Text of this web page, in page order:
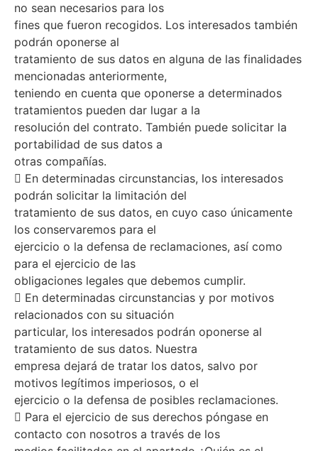
no sean necesarios para los
fines que fueron recogidos. Los interesados también
podrán oponerse al
tratamiento de sus datos en alguna de las finalidades
mencionadas anteriormente,
teniendo en cuenta que oponerse a determinados
tratamientos pueden dar lugar a la
resolución del contrato. También puede solicitar la
portabilidad de sus datos a
otras compañías.
 En determinadas circunstancias, los interesados
podrán solicitar la limitación del
tratamiento de sus datos, en cuyo caso únicamente
los conservaremos para el
ejercicio o la defensa de reclamaciones, así como
para el ejercicio de las
obligaciones legales que debemos cumplir.
 En determinadas circunstancias y por motivos
relacionados con su situación
particular, los interesados podrán oponerse al
tratamiento de sus datos. Nuestra
empresa dejará de tratar los datos, salvo por
motivos legítimos imperiosos, o el
ejercicio o la defensa de posibles reclamaciones.
 Para el ejercicio de sus derechos póngase en
contacto con nosotros a través de los